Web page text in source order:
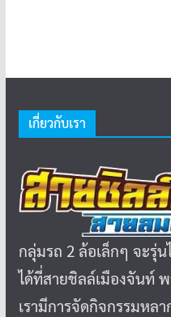
เกี่ยวกับเรา
กลุ่มรถ 2 ล้อเล็กๆ จะรุ่
ได้ที่สายชิลล์เมืองจันท์
เรามีการจัดกิจกรรมหล